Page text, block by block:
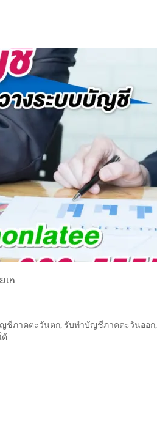
เห
ชีภาคตะวันตก, รับทำบัญชีภาคตะวันออก,
ต้